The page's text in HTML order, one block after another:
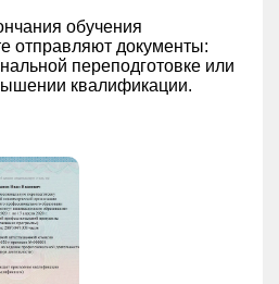
обучения
отправляют документы:
переподготовке или
квалификации.